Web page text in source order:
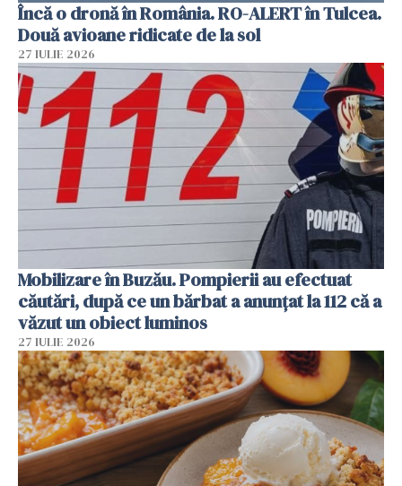
Încă o dronă în România. RO-ALERT în Tulcea.
Două avioane ridicate de la sol
27 IULIE 2026
Mobilizare în Buzău. Pompierii au efectuat
căutări, după ce un bărbat a anunțat la 112 că a
văzut un obiect luminos
27 IULIE 2026